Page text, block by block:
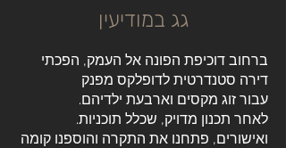
גג במודיעין
ברחוב דוכיפת הפונה אל העמק, הפכתי
דירה סטנדרטית לדופלקס מפנק
.עבור זוג מקסים וארבעת ילדיהם
.לאחר תכנון מדויק, שכלל תוכניות
ואישורים, פתחנו את התקרה והוספנו קומה